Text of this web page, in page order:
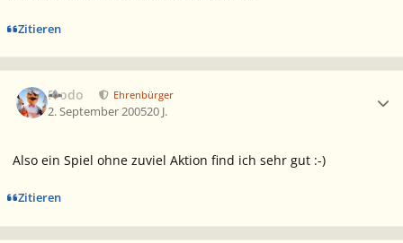
Zitieren
Frodo Ehrenbürger
2. September 200520 J.
Also ein Spiel ohne zuviel Aktion find ich sehr gut :-)
Zitieren